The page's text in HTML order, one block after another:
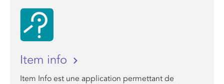
Item info
Item Info est une application permettant de